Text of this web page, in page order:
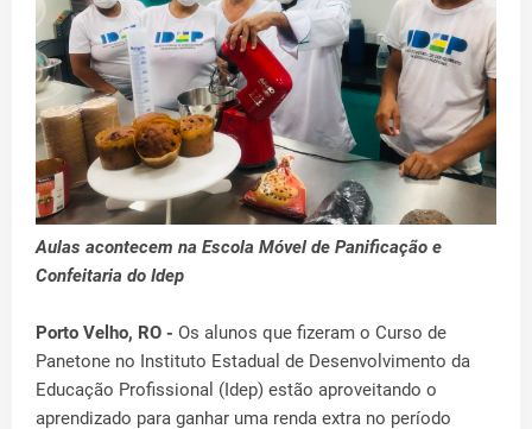
Aulas acontecem na Escola Móvel de Panificação e
Confeitaria do Idep
Porto Velho, RO - Os alunos que fizeram o Curso de
Panetone no Instituto Estadual de Desenvolvimento da
Educação Profissional (Idep) estão aproveitando o
aprendizado para ganhar uma renda extra no período